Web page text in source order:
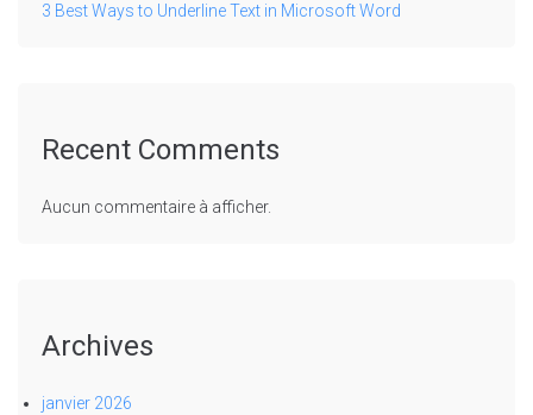
3 Best Ways to Underline Text in Microsoft Word
Recent Comments
Aucun commentaire à afficher.
Archives
janvier 2026